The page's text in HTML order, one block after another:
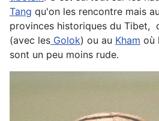
Tang qu'on les rencontre mais
provinces historiques du Tibet,
(avec les Golok) ou au Kham où
sont un peu moins rude.